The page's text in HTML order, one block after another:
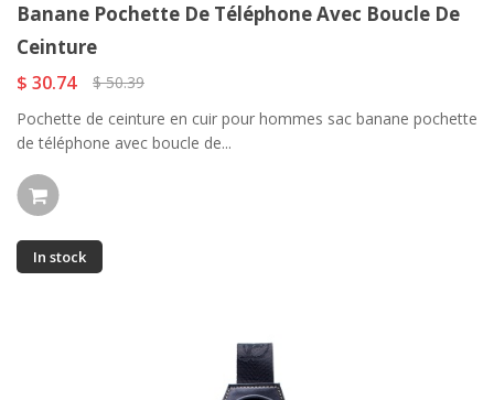
Banane Pochette De Téléphone Avec Boucle De
Ceinture
$ 30.74
$ 50.39
Pochette de ceinture en cuir pour hommes sac banane pochette
de téléphone avec boucle de...
In stock